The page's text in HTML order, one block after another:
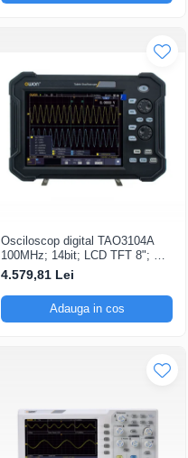
Osciloscop digital TAO3104A
100MHz; 14bit; LCD TFT 8"; Ch:
4; 1Gsps; 40Mpts care permite
Ceas în timp real
4.579,81 Lei
Adauga in cos